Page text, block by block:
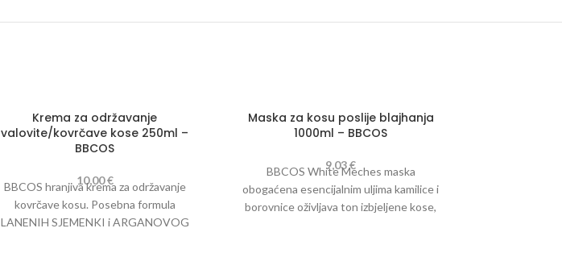
Krema za održavanje
valovite/kovrčave kose 250ml –
BBCOS
10,00€
BBCOS hranjiva krema za održavanje
kovrčave kosu. Posebna formula
LANENIH SJEMENKI i ARGANOVOG
Maska za kosu poslije blajhanja
1000ml – BBCOS
9,03€
BBCOS White Meches maska
obogaćena esencijalnim uljima kamilice i
borovnice oživljava ton izbjeljene kose,